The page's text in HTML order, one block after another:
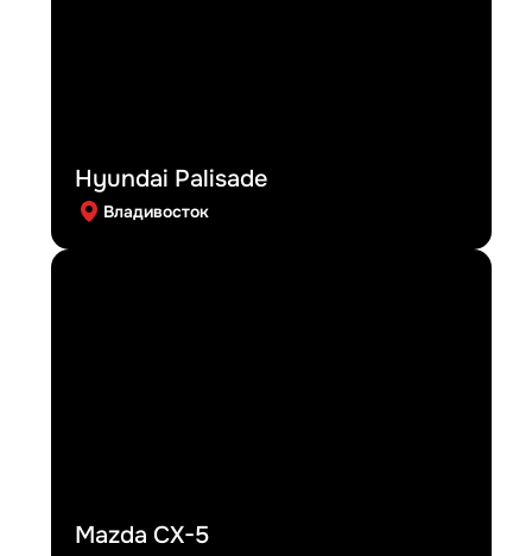
Hyundai Palisade
Владивосток
Mazda CX-5